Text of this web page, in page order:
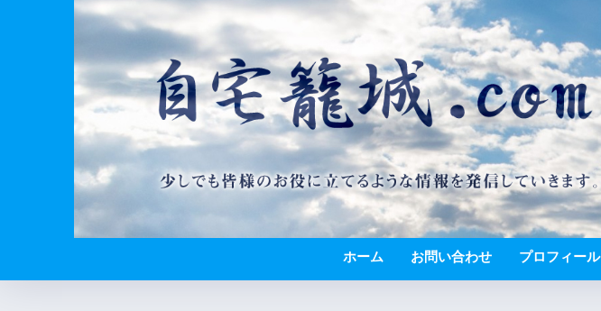
ホーム お問い合わせ プロフィール